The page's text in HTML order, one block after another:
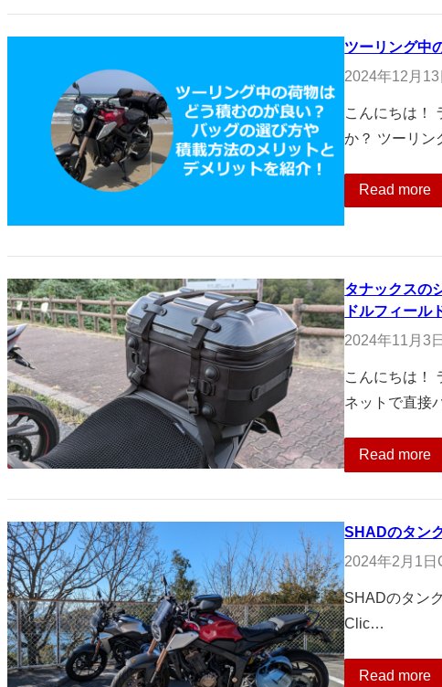
ツーリング中
2024年12月13
こんにちは！
か？ ツーリ
Read more
タナックスの
ドルフィール
2024年11月3日
こんにちは！
ネットで直接
Read more
SHADのタン
2024年2月1日
SHADのタン
Clic…
Read more